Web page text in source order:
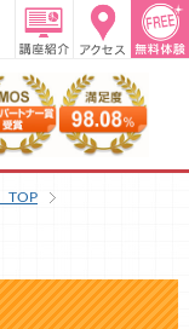
TOP